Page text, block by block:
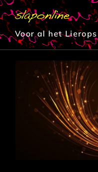
Ga
naar
inhoud
Voor al het